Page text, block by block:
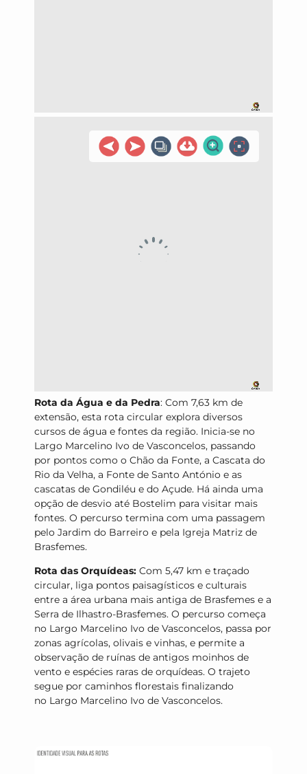
Rota da Água e da Pedra: Com 7,63 km de
extensão, esta rota circular explora diversos
cursos de água e fontes da região. Inicia-se no
Largo Marcelino Ivo de Vasconcelos, passando
por pontos como o Chão da Fonte, a Cascata do
Rio da Velha, a Fonte de Santo António e as
cascatas de Gondiléu e do Açude. Há ainda uma
opção de desvio até Bostelim para visitar mais
fontes. O percurso termina com uma passagem
pelo Jardim do Barreiro e pela Igreja Matriz de
Brasfemes.
Rota das Orquídeas: Com 5,47 km e traçado
circular, liga pontos paisagísticos e culturais
entre a área urbana mais antiga de Brasfemes e a
Serra de Ilhastro-Brasfemes. O percurso começa
no Largo Marcelino Ivo de Vasconcelos, passa por
zonas agrícolas, olivais e vinhas, e permite a
observação de ruínas de antigos moinhos de
vento e espécies raras de orquídeas. O trajeto
segue por caminhos florestais finalizando
no Largo Marcelino Ivo de Vasconcelos.